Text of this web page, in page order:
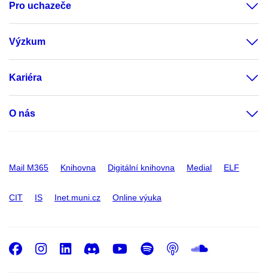
Pro uchazeče
Výzkum
Kariéra
O nás
Mail M365 Knihovna Digitální knihovna Medial ELF
CIT IS Inet.muni.cz Online výuka
Facebook
Instagram
LinkedIn
DiscordYoutube
Spotify
Podcast